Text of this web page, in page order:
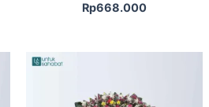
Rp668.000